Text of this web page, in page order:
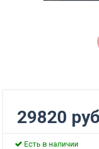
29820
Есть в наличии